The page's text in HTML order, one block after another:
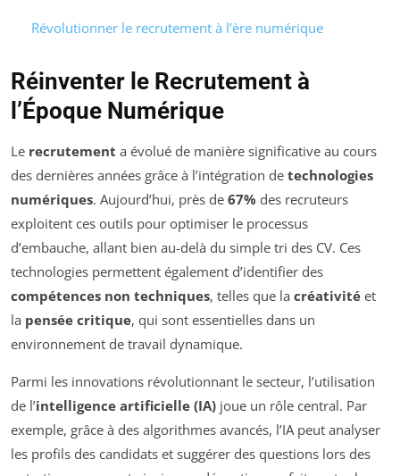
Révolutionner le recrutement à l’ère numérique
Réinventer le Recrutement à
l’Époque Numérique
Le recrutement a évolué de manière significative au cours
des dernières années grâce à l’intégration de technologies
numériques. Aujourd’hui, près de 67% des recruteurs
exploitent ces outils pour optimiser le processus
d’embauche, allant bien au-delà du simple tri des CV. Ces
technologies permettent également d’identifier des
compétences non techniques, telles que la créativité et
la pensée critique, qui sont essentielles dans un
environnement de travail dynamique.
Parmi les innovations révolutionnant le secteur, l’utilisation
de l’intelligence artificielle (IA) joue un rôle central. Par
exemple, grâce à des algorithmes avancés, l’IA peut analyser
les profils des candidats et suggérer des questions lors des